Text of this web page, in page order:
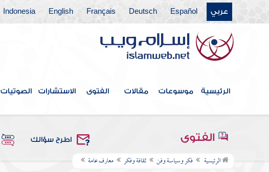
عربي Español
Deutsch
Français
English
Indonesia
الرئيسية موسوعات مقالات الفتوى الاستشارات الصوتيات
الفتوى اطرح سؤالك
الرئيسية فكر وسياسة وفن ثقافة وفكر معارف عامة